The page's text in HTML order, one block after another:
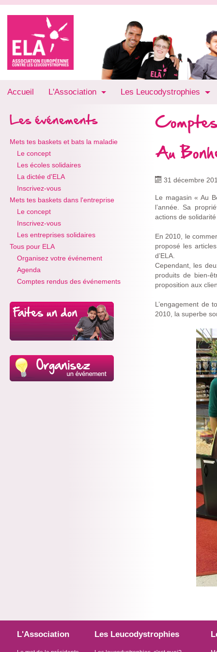
Accueil L'Association Les Leucodystrophies
Les événements
Mets tes baskets et bats la maladie
Le concept
Les écoles solidaires
La dictée d'ELA
Inscrivez-vous
Mets tes baskets dans l'entreprise
Le concept
Inscrivez-vous
Les entreprises solidaires
Tous pour ELA
Organisez votre événement
Agenda
Comptes rendus des événements
Au
31 décembre
Le magasin « Au
l’année. Sa
actions de
En 2010, le
proposé les
d’ELA.
Cependant, les
produits de bien-
proposition aux
L’engagement de
2010, la superbe
L'Association Les Leucodystrophies